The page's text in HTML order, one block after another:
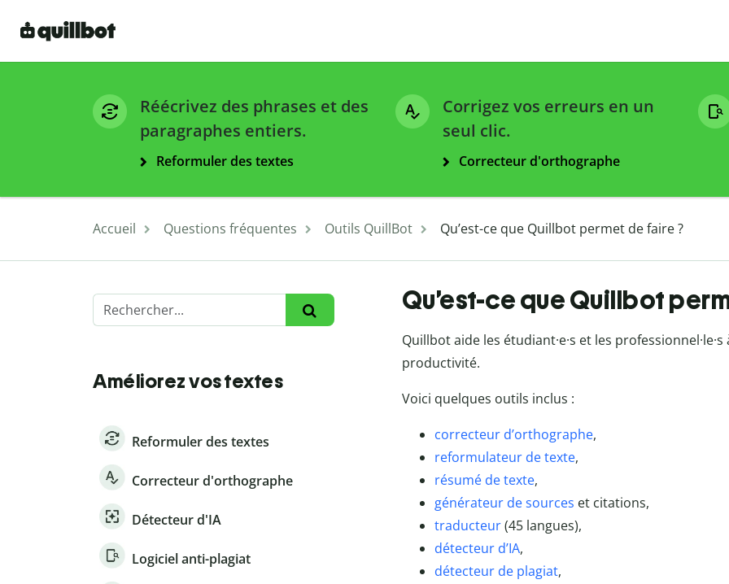
Réécrivez des phrases et des
paragraphes entiers.
Reformuler des textes
Corrigez vos erreurs en un
seul clic.
Correcteur d'orthographe
Accueil Questions fréquentes Outils QuillBot Qu’est-ce que Quillbot permet de faire ?
Améliorez vos textes
Reformuler des textes
Correcteur d'orthographe
Détecteur d'IA
Logiciel anti-plagiat
Qu’est-ce que Quillbot
Quillbot aide les étudiant·e·s et les
productivité.
Voici quelques outils inclus :
correcteur d’orthographe,
reformulateur de texte,
résumé de texte,
générateur de sources et citations,
traducteur(45 langues),
détecteur d’IA,
détecteur de plagiat,